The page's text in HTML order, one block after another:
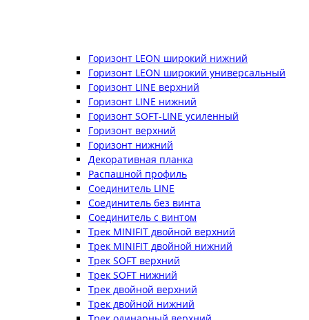
Горизонт LEON широкий нижний
Горизонт LEON широкий универсальный
Горизонт LINE верхний
Горизонт LINE нижний
Горизонт SOFT-LINE усиленный
Горизонт верхний
Горизонт нижний
Декоративная планка
Распашной профиль
Соединитель LINE
Соединитель без винта
Соединитель с винтом
Трек MINIFIT двойной верхний
Трек MINIFIT двойной нижний
Трек SOFT верхний
Трек SOFT нижний
Трек двойной верхний
Трек двойной нижний